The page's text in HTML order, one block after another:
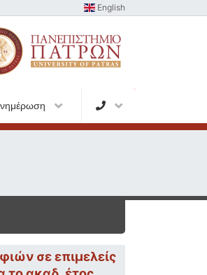
English
σε επιμελείς